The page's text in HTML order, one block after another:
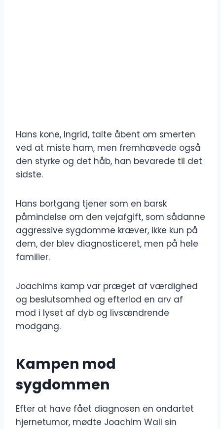
Hans kone, Ingrid, talte åbent om smerten
ved at miste ham, men fremhævede også
den styrke og det håb, han bevarede til det
sidste.
Hans bortgang tjener som en barsk
påmindelse om den vejafgift, som sådanne
aggressive sygdomme kræver, ikke kun på
dem, der blev diagnosticeret, men på hele
familier.
Joachims kamp var præget af værdighed
og beslutsomhed og efterlod en arv af
mod i lyset af dyb og livsændrende
modgang.
Kampen mod
sygdommen
Efter at have fået diagnosen en ondartet
hjernetumor, mødte Joachim Wall sin